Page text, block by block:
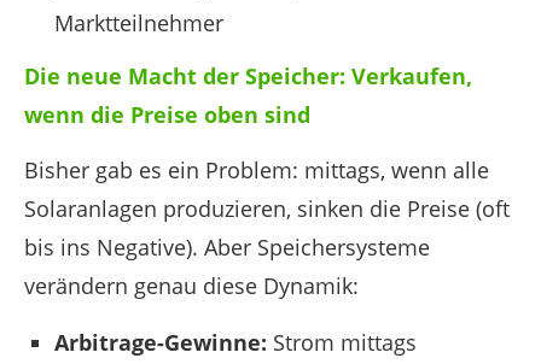
Marktteilnehmer
Die neue Macht der Speicher: Verkaufen,
wenn die Preise oben sind
Bisher gab es ein Problem: mittags, wenn alle
Solaranlagen produzieren, sinken die Preise (oft
bis ins Negative). Aber Speichersysteme
verändern genau diese Dynamik:
Arbitrage-Gewinne: Strom mittags